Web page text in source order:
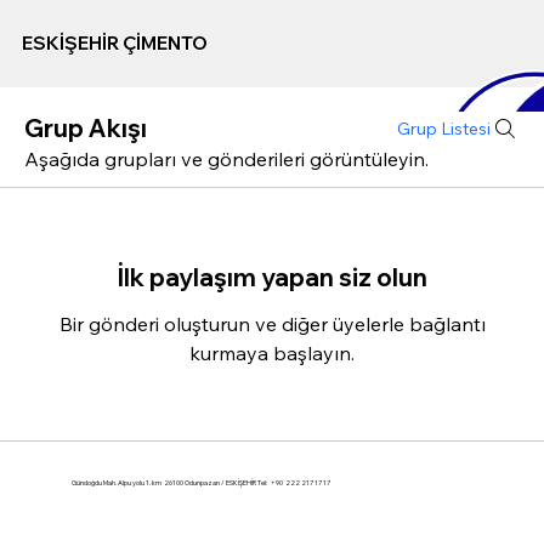
ESKİŞEHİR ÇİMENTO
Grup Akışı Grup Listesi
Aşağıda grupları ve gönderileri görüntüleyin.
İlk paylaşım yapan siz olun
Bir gönderi oluşturun ve diğer üyelerle bağlantı
kurmaya başlayın.
Gündoğdu Mah. Alpu yolu 1. km 26100 Odunpazarı / ESKİŞEHİR Tel: +90 222 217 17 17